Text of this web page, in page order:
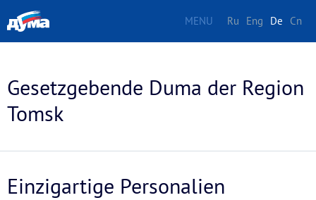
MENU Ru Eng De Cn
Gesetzgebende Duma der Region
Tomsk
Einzigartige Personalien